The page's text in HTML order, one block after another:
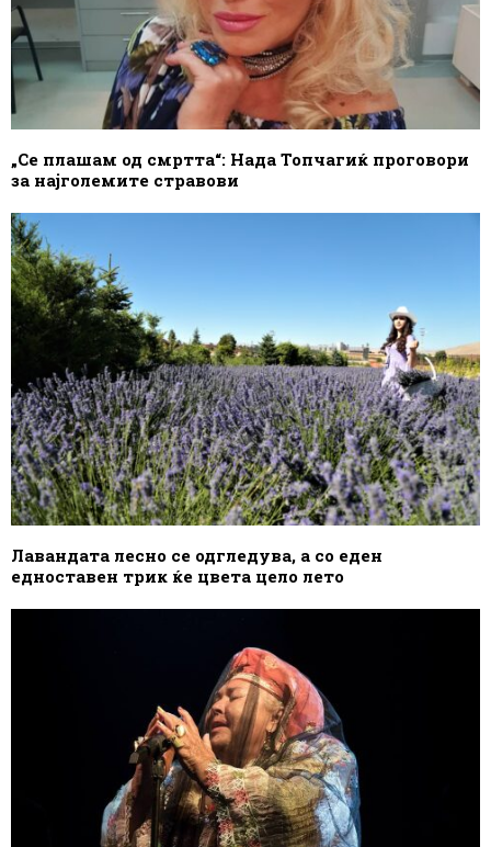
„Се плашам од смртта“: Нада Топчагиќ проговори
за најголемите стравови
Лавандата лесно се одгледува, а со еден
едноставен трик ќе цвета цело лето